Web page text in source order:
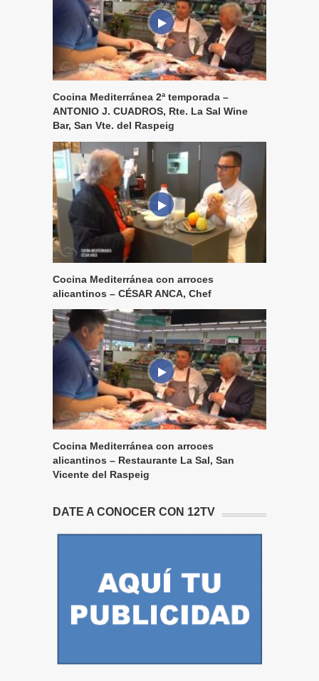
Cocina Mediterránea 2ª temporada –
ANTONIO J. CUADROS, Rte. La Sal Wine
Bar, San Vte. del Raspeig
Cocina Mediterránea con arroces
alicantinos – CÉSAR ANCA, Chef
Cocina Mediterránea con arroces
alicantinos – Restaurante La Sal, San
Vicente del Raspeig
DATE A CONOCER CON 12TV